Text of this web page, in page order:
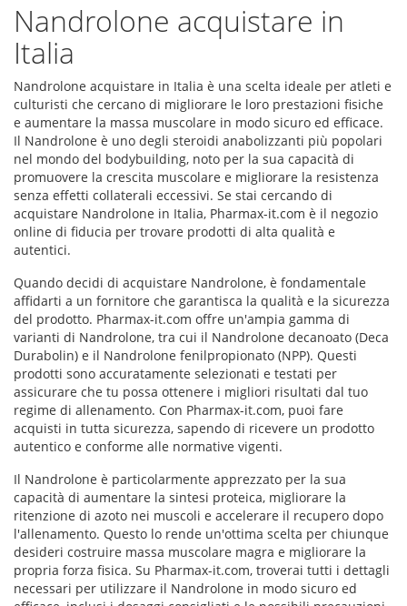
Nandrolone acquistare in
Italia
Nandrolone acquistare in Italia è una scelta ideale per atleti e
culturisti che cercano di migliorare le loro prestazioni fisiche
e aumentare la massa muscolare in modo sicuro ed efficace.
Il Nandrolone è uno degli steroidi anabolizzanti più popolari
nel mondo del bodybuilding, noto per la sua capacità di
promuovere la crescita muscolare e migliorare la resistenza
senza effetti collaterali eccessivi. Se stai cercando di
acquistare Nandrolone in Italia, Pharmax-it.com è il negozio
online di fiducia per trovare prodotti di alta qualità e
autentici.
Quando decidi di acquistare Nandrolone, è fondamentale
affidarti a un fornitore che garantisca la qualità e la sicurezza
del prodotto. Pharmax-it.com offre un'ampia gamma di
varianti di Nandrolone, tra cui il Nandrolone decanoato (Deca
Durabolin) e il Nandrolone fenilpropionato (NPP). Questi
prodotti sono accuratamente selezionati e testati per
assicurare che tu possa ottenere i migliori risultati dal tuo
regime di allenamento. Con Pharmax-it.com, puoi fare
acquisti in tutta sicurezza, sapendo di ricevere un prodotto
autentico e conforme alle normative vigenti.
Il Nandrolone è particolarmente apprezzato per la sua
capacità di aumentare la sintesi proteica, migliorare la
ritenzione di azoto nei muscoli e accelerare il recupero dopo
l'allenamento. Questo lo rende un'ottima scelta per chiunque
desideri costruire massa muscolare magra e migliorare la
propria forza fisica. Su Pharmax-it.com, troverai tutti i dettagli
necessari per utilizzare il Nandrolone in modo sicuro ed